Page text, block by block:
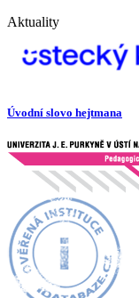
Aktuality
Úvodní slovo hejtmana